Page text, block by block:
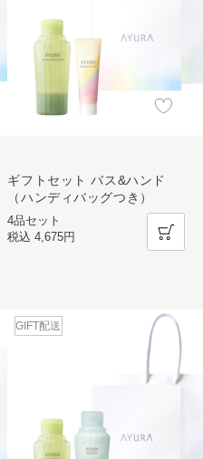
ギフトセット バス&ハンド
（ハンディバッグつき）
4品セット
税込4,675円
GIFT配送